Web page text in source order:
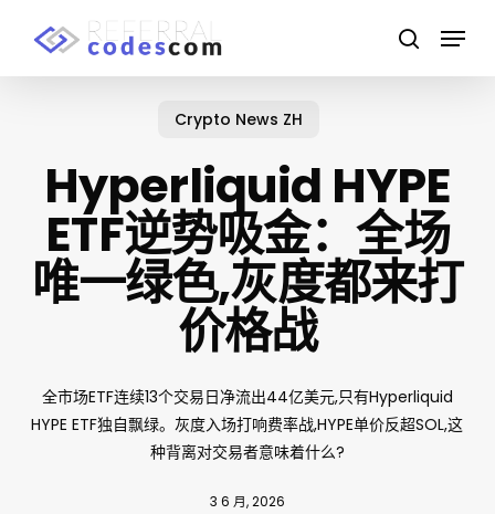
search
Menu
Crypto News ZH
Hyperliquid HYPE
ETF逆势吸金：全场
唯一绿色,灰度都来打
价格战
全市场ETF连续13个交易日净流出44亿美元,只有Hyperliquid
HYPE ETF独自飘绿。灰度入场打响费率战,HYPE单价反超SOL,这
种背离对交易者意味着什么?
3 6 月, 2026